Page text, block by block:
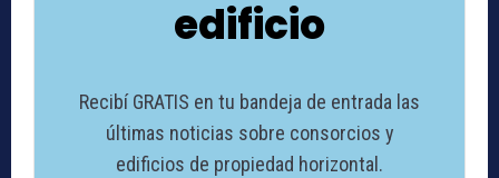
edificio
Recibí GRATIS en tu bandeja de entrada las
últimas noticias sobre consorcios y
edificios de propiedad horizontal.